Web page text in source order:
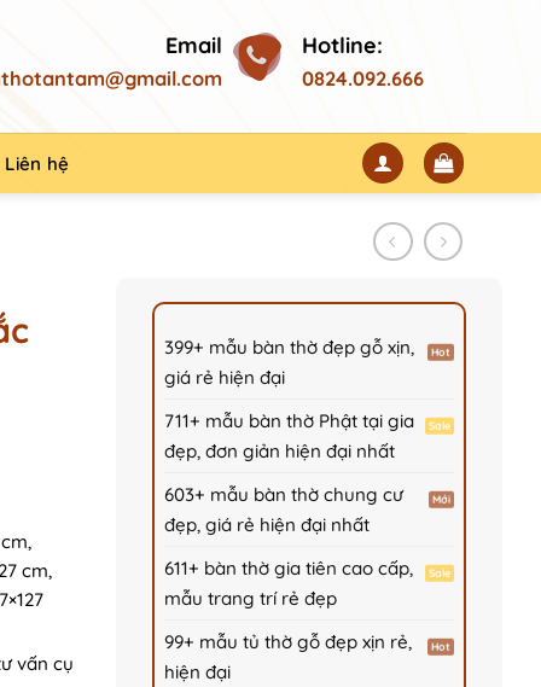
Email Hotline:
0824.092.666
Liên hệ
399+ mẫu bàn thờ đẹp gỗ xịn,
giá rẻ hiện đại
711+ mẫu bàn thờ Phật tại gia
đẹp, đơn giản hiện đại nhất
603+ mẫu bàn thờ chung cư
đẹp, giá rẻ hiện đại nhất
611+ bàn thờ gia tiên cao cấp,
mẫu trang trí rẻ đẹp
99+ mẫu tủ thờ gỗ đẹp xịn rẻ,
hiện đại
cm,
cm,
vấn cụ